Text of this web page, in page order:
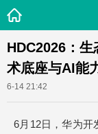
HDC2026：
术底座与AI能
6-14 21:42
6月12日，华为开